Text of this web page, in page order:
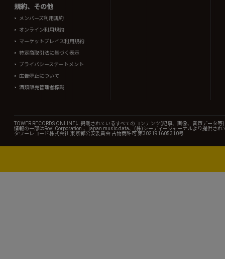
規約、その他
メンバーズ利用規約
オンライン利用規約
マーケットプレイス利用規約
特定商取引法に基づく表示
プライバシーステートメント
広告停止について
酒類販売管理者標識
TOWER RECORDS ONLINEに掲載されているすべてのコンテンツ(記事、画像、音声データ
情報の一部はRovi Corporation.、japan music data、(株)シーディージャーナルより提供され
タワーレコード株式会社 東京都公安委員会 古物商許可 第302191605310号